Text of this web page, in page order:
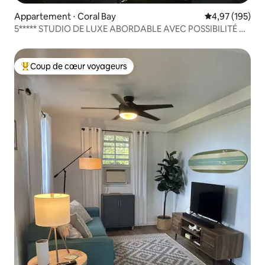
Appartement ⋅ Coral Bay Évaluation
4,97 (195)
5***** STUDIO DE LUXE ABORDABLE AVEC POSSIBILITÉ DE
Coups de cœur voyageurs les plus appréciés
Coup de cœur voyageurs